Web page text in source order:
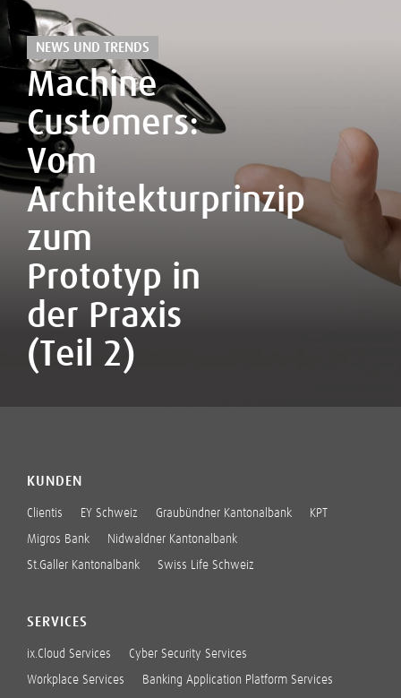
NEWS UND TRENDS
Machine
Customers:
Vom
Architekturprinzip
zum
Prototyp in
der Praxis
(Teil 2)
KUNDEN
Clientis EY Schweiz Graubündner Kantonalbank KPT
Migros Bank Nidwaldner Kantonalbank
St.Galler Kantonalbank Swiss Life Schweiz
SERVICES
ix.Cloud Services Cyber Security Services
Workplace Services Banking Application Platform Services